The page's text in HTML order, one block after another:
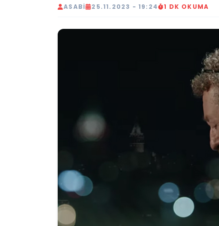
ASABI 25.11.2023 - 19:24 1 DK OKUMA